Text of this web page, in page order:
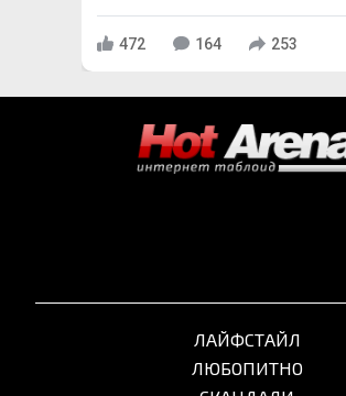
472 164 253
ЛАЙФСТАЙЛ
ЛЮБОПИТНО